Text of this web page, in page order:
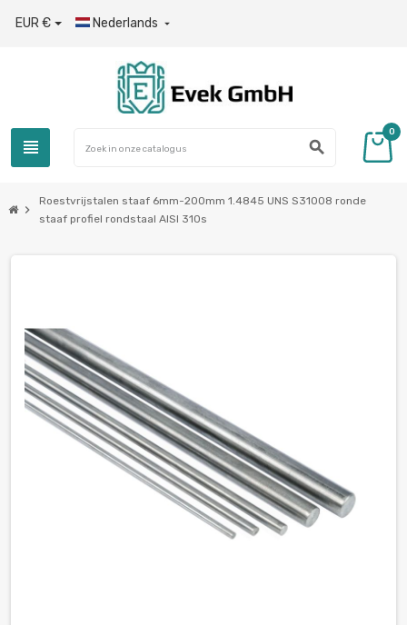
EUR € Nederlands 
view_headline search
0
chevron_right
Roestvrijstalen staaf 6mm-200mm 1.4845 UNS S31008 ronde
staaf profiel rondstaal AISI 310s